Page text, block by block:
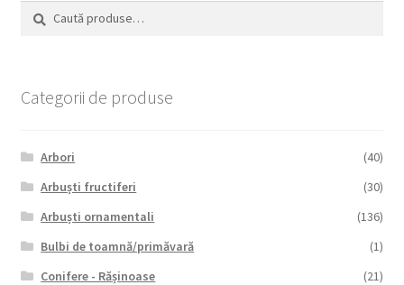
Caută
după:
Caută
Categorii de produse
Arbori
(40)
Arbuști fructiferi
(30)
Arbuști ornamentali
(136)
Bulbi de toamnă/primăvară
(1)
Conifere - Rășinoase
(21)